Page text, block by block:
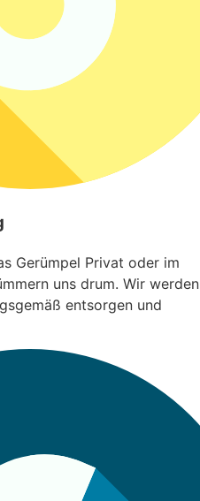
Gerümpel Privat oder im
uns drum. Wir werden
entsorgen und